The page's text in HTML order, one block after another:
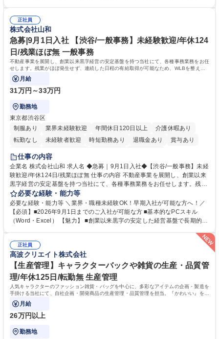
す。 募集職種 【東京/総務・経理・人事】老舗出版社の管理部スタッフ/年
休124日/未経験歓迎
正社員
株式会社山和
急募|9月1日入社 【渋谷/一般事務】未経験歓迎/年休124
日/残業ほぼ無 一般事務
不動産事業を展開し、創業以来黒字経営の安定基盤を持つ当社にて、各種事務業務をお任
せします。残業がほぼ発生せず、連続した日程の有給取得が可能なため、WLBを整えた
い方にお勧めの環境です！
月給
31万円～33万円
勤務地
東京都渋谷区
制服あり
業界未経験歓迎 年間休日120日以上
介護休暇あり
転勤なし
未経験者歓迎 時短勤務あり 退職金あり
賞与あり
育休あり
完全週休2日制
仕事の内容
企業名 株式会社山和 求人名 ◆急募｜9月1日入社◆【渋谷/一般事務】未経
験歓迎/年休124日/残業ほぼ無 仕事の内容 不動産事業を展開し、創業以来
黒字経営の安定基盤を持つ当社にて、各種事務業務をお任せします。残業
がほぼ発生せず、連続した日程の有給取得が可能なため、WLBを整えたい
方にお勧めの環境です！ 入社後はOJTを通じて丁寧に研修を行いますの
で、事務未経験の方でも安心して臨むことができます。 【業務詳細】■電
話・来客対応 ■物件の鍵や社内の備品管理 ■データ入力や書類作成 ■契約
必要な経験・能力等
必要な経験・能力等 ＼業界・職種未経験OK！早期入社が可能な方へ！／
【必須】■2026年9月1日までのご入社が可能な方 ■基本的なPCスキル
（Word・Excel） 【魅力】 ■創業以来黒字の安定した経営基盤で長期的に
両立が可能 ■有給取得を積極的に推奨、年間10日程度の取得実績 ■1ヶ月
のOJTで業務を習得可能、未経験でもしっかりサポート 学歴・資格 学
歴：大学院 大学 高専 短大 語学力： 資格：
正社員
高波クリエイト株式会社
【生産管理】キャラクターバックや雑貨の生産・品質管
理/年休125日/転勤無 生産管理
人気キャラクターのファッション雑貨・バッグを中心に、多彩なアイテムの企画・製造を
手掛ける当社にて、自社企画・開発商品の生産管理・品質管理を担当。『かわいい』を届
けるやりがいのあるポジションです。
月給
26万円以上
勤務地